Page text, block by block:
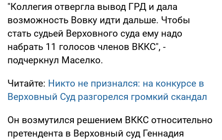
"Коллегия отвергла вывод ГРД и дала
возможность Вовку идти дальше. Чтобы
стать судьей Верховного суда ему надо
набрать 11 голосов членов ВККС", -
подчеркнул Маселко.
Читайте: Никто не признался: на конкурсе в
Верховный Суд разгорелся громкий скандал
Он возмутился решением ВККС относительно
претендента в Верховный суд Геннадия